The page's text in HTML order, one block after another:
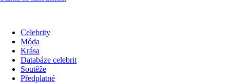
Celebrity
Móda
Krása
Databáze celebrit
Soutěže
Předplatné